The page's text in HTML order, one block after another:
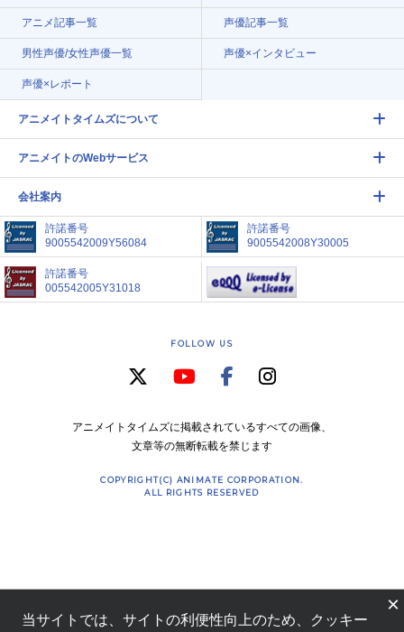
アニメ記事一覧 声優記事一覧
男性声優/女性声優一覧 声優×インタビュー
声優×レポート
アニメイトタイムズについて
アニメイトのWebサービス
会社案内
許諾番号
9005542009Y56084
許諾番号
9005542008Y30005
許諾番号
005542005Y31018
FOLLOW US
アニメイトタイムズに掲載されているすべての画像、
文章等の無断転載を禁じます
COPYRIGHT(C) ANIMATE CORPORATION.
ALL RIGHTS RESERVED
×
当サイトでは、サイトの利便性向上のため、クッキー